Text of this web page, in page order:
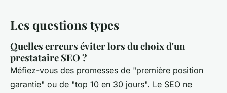
Les questions types
Quelles erreurs éviter lors du choix d'un
prestataire SEO ?
Méfiez-vous des promesses de "première position
garantie" ou de "top 10 en 30 jours". Le SEO ne